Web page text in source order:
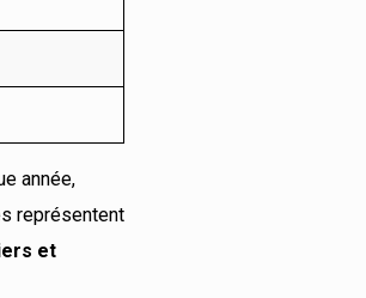
année,
représentent
et